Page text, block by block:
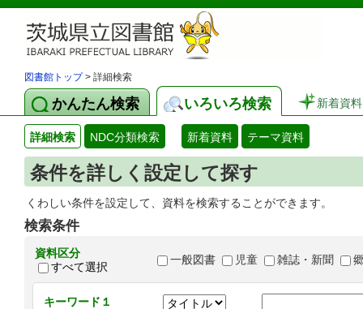
図書館トップ> 詳細検索
かんたん検索 いろいろ検索 新着資料
詳細検索 NDC分類検索 新着資料 テーマ資料
条件を詳しく設定して探す
くわしい条件を設定して、資料を検索することができます。
検索条件
資料区分
すべて選択
一般図書 児童 雑誌・新聞
キーワード１